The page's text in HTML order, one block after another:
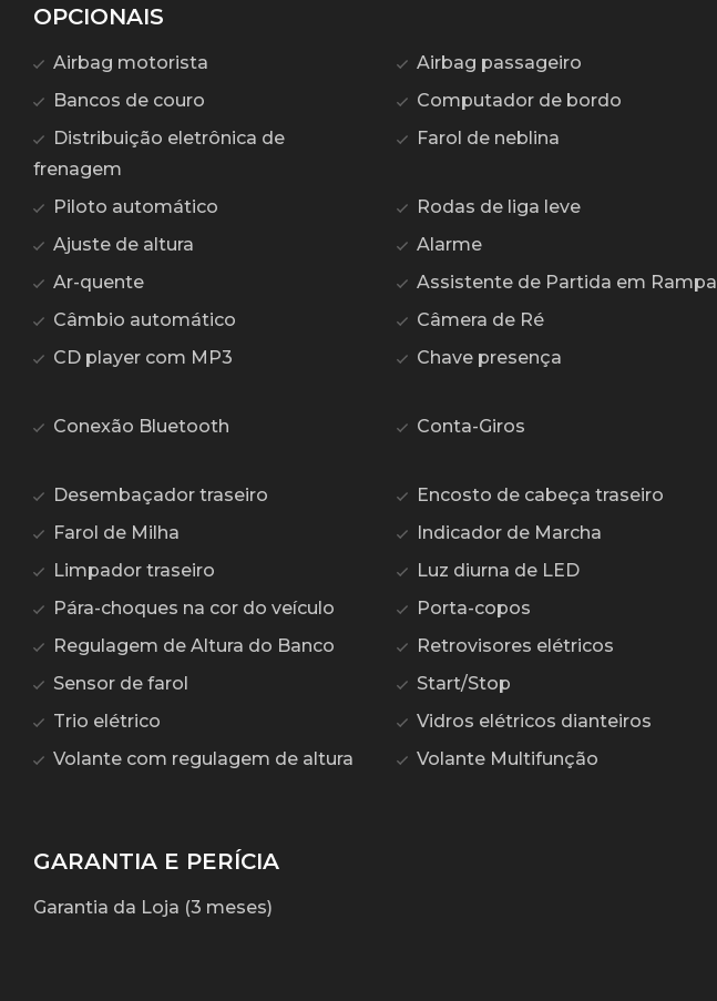
OPCIONAIS
Airbag motorista Airbag passageiro
Bancos de couro
Computador de bordo
Distribuição eletrônica de
frenagem
Farol de neblina
Piloto automático Rodas de liga leve
Ajuste de altura
Alarme
Ar-quente
Assistente de Partida em Rampa
Câmbio automático
Câmera de Ré
CD player com MP3
Chave presença
Conexão Bluetooth
Conta-Giros
Desembaçador traseiro
Encosto de cabeça traseiro
Farol de Milha
Indicador de Marcha
Limpador traseiro
Luz diurna de LED
Pára-choques na cor do veículo
Porta-copos
Regulagem de Altura do Banco
Retrovisores elétricos
Sensor de farol
Start/Stop
Trio elétrico
Vidros elétricos dianteiros
Volante com regulagem de altura
Volante Multifunção
GARANTIA E PERÍCIA
Garantia da Loja (3 meses)